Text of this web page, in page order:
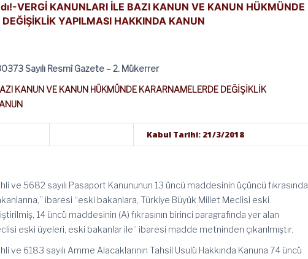
VERGİ KANUNLARI İLE BAZI KANUN VE KANUN HÜKMÜNDE
YAPILMASI HAKKINDA KANUN
Sayılı Resmî Gazete – 2. Mükerrer
KANUN VE KANUN HÜKMÜNDE KARARNAMELERDE DEĞİŞİKLİK
Kabul Tarihi: 21/3/2018
ve 5682 sayılı Pasaport Kanununun 13 üncü maddesinin üçüncü fıkrasında
ibaresi “eski bakanlara, Türkiye Büyük Millet Meclisi eski
14 üncü maddesinin (A) fıkrasının birinci paragrafında yer alan
eski üyeleri, eski bakanlar ile” ibaresi madde metninden çıkarılmıştır.
ve 6183 sayılı Amme Alacaklarının Tahsil Usulü Hakkında Kanuna 74 üncü